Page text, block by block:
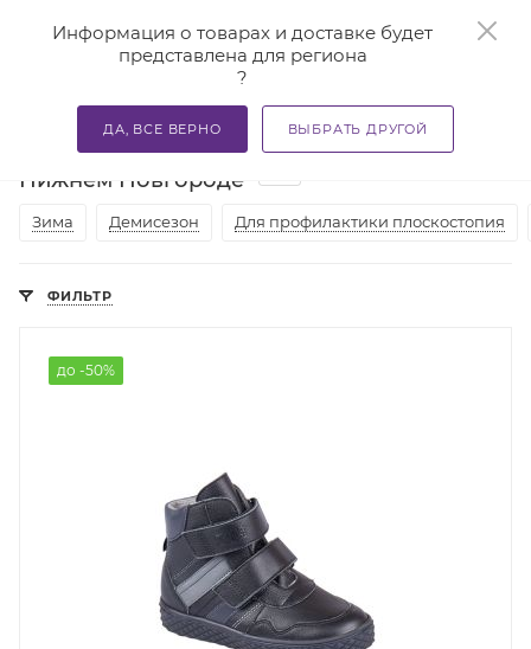
Информация о товарах и доставке будет
представлена для региона
?
ДА, ВСЕ ВЕРНО ВЫБРАТЬ ДРУГОЙ
Главная — Каталог — Ортопедическая обувь —
Распродажа детской обуви Twiki в
Нижнем Новгороде
Зима Демисезон Для профилактики плоскостопия
ФИЛЬТР
до -50%